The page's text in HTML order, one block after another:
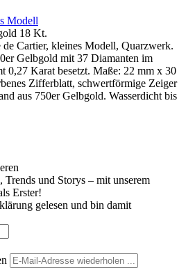
Modell
18 Kt.
Cartier, kleines Modell, Quarzwerk.
Gelbgold mit 37 Diamanten im
0,27 Karat besetzt. Maße: 22 mm x 30
Zifferblatt, schwertförmige Zeiger
aus 750er Gelbgold. Wasserdicht bis
und Storys – mit unserem
Erster!
gelesen und bin damit